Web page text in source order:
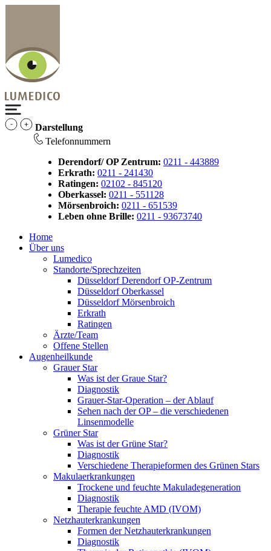
Darstellung
Telefonnummern
Derendorf/ OP Zentrum: 0211 - 443889
Erkrath: 0211 - 241430
Ratingen: 02102 - 845120
Oberkassel: 0211 - 551128
Mörsenbroich: 0211 - 651539
Leben ohne Brille: 0211 - 93673740
Home
Über uns
Lumedico
Standorte/Sprechzeiten
Düsseldorf Derendorf OP-Zentrum
Düsseldorf Oberkassel
Düsseldorf Mörsenbroich
Erkrath
Ratingen
Ärzte/Team
Offene Stellen
Augenheilkunde
Grauer Star
Was ist der Graue Star?
Diagnostik
Grauer-Star-Operation – der Ablauf
Sehen nach der OP – die verschiedenen
Linsenmodelle
Grüner Star
Was ist der Grüne Star?
Diagnostik
Verschiedene Therapieformen des Grünen Stars
Makulaerkrankungen
Trockene und feuchte Makuladegeneration
Diagnostik
Therapie feuchte AMD (IVOM)
Netzhauterkrankungen
Formen der Netzhauterkrankungen
Diagnostik